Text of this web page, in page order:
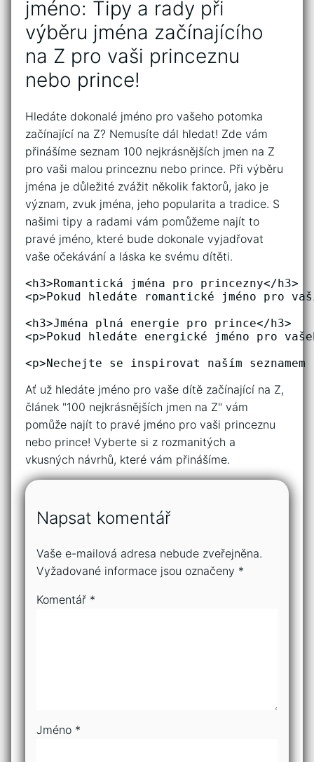
jméno: Tipy ‌a rady při
výběru jména začínajícího
na ⁣Z ⁣pro vaši ⁤princeznu
nebo‍ prince!
Hledáte ‍dokonalé jméno pro vašeho potomka⁣
začínající na Z?⁣ Nemusíte dál‍ hledat! ​Zde vám
přinášíme seznam 100​ nejkrásnějších jmen na Z
‌pro vaši malou princeznu nebo prince.⁤ Při výběru
jména je důležité zvážit několik faktorů, jako⁤ je
význam, ⁢zvuk jména, jeho popularita a tradice. S
našimi tipy a radami vám pomůžeme najít to
pravé jméno, které bude dokonale vyjadřovat
vaše očekávání⁢ a láska​ ke svému dítěti.
<h3>Romantická jména pro princezny</h3>
<p>Pokud hledáte romantické jméno pro
<h3>Jména plná energie pro prince</h3>
<p>Pokud hledáte energické jméno pro
<p>Nechejte se inspirovat naším
⁣Ať už hledáte ‍jméno‍ pro vaše dítě začínající na⁢ Z,
článek "100 nejkrásnějších jmen ⁣na Z" vám
pomůže najít​ to⁣ pravé jméno pro vaši princeznu
‍nebo prince! ​Vyberte si z rozmanitých a
vkusných návrhů, které vám přinášíme.
Napsat komentář
Vaše e-mailová adresa nebude zveřejněna.
Vyžadované informace jsou označeny *
Komentář *
Jméno *